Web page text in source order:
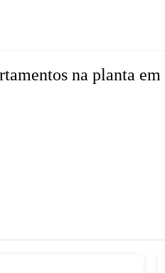
na planta em